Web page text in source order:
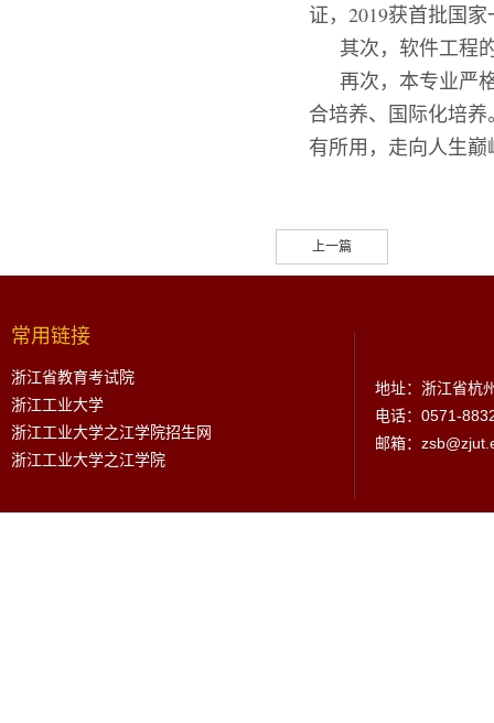
证， 2019获首批国
其次，软件工程
再次，本专业严
合培养、国际化培
有所用，走向人生巅
上一篇
常用链接
浙江省教育考试院
浙江工业大学
浙江工业大学之江学院招生网
浙江工业大学之江学院
地址：浙江省杭
电话：0571-
邮箱：